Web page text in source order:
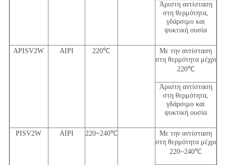
Άριστη αντίσταση
στη θερμότητα,
γδάρσιμο και
ψυκτική ουσία
APISV2W AIPI 220℃
Με την αντίσταση
στη θερμότητα μέχρι
220℃
Άριστη αντίσταση
στη θερμότητα,
γδάρσιμο και
ψυκτική ουσία
PISV2W AIPI 220~240℃
Με την αντίσταση
στη θερμότητα μέχρι
220~240℃